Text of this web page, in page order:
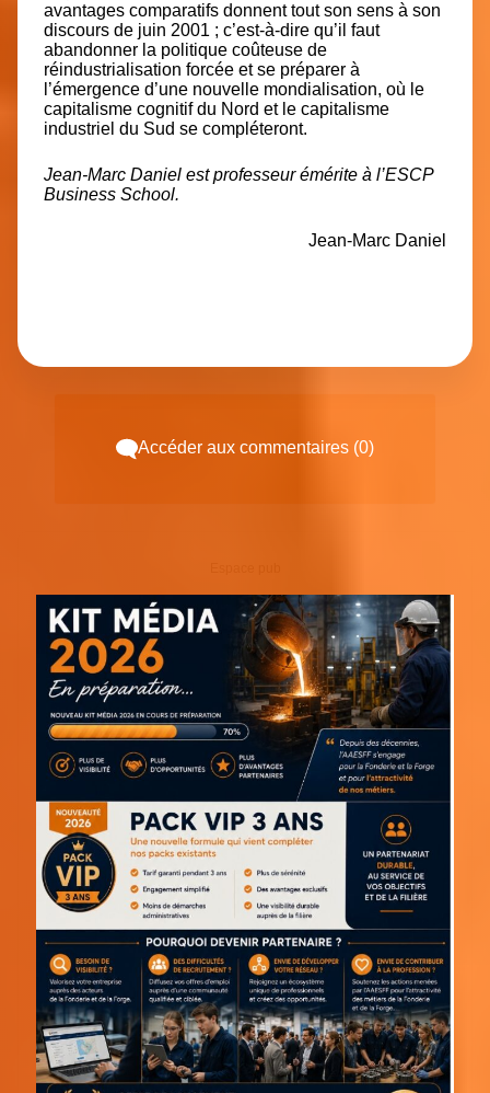
avantages comparatifs donnent tout son sens à son
discours de juin 2001 ; c’est-à-dire qu’il faut
abandonner la politique coûteuse de
réindustrialisation forcée et se préparer à
l’émergence d’une nouvelle mondialisation, où le
capitalisme cognitif du Nord et le capitalisme
industriel du Sud se compléteront.
Jean-Marc Daniel est professeur émérite à l’ESCP
Business School.
Jean-Marc Daniel
Accéder aux commentaires (0)